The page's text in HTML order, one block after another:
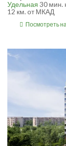
Удельная 30 мин.
12 км. от МКАД
Посмотреть